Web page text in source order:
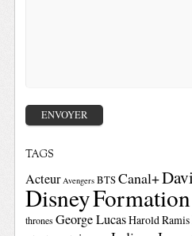
TAGS
Acteur Avengers BTSCanal+
DisneyFormation
thrones George LucasHarold Ramis